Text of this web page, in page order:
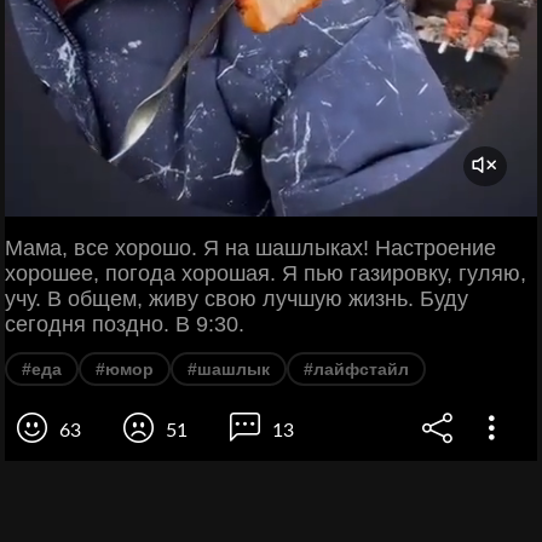
Мама, все хорошо. Я на шашлыках! Настроение
хорошее, погода хорошая. Я пью газировку, гуляю,
учу. В общем, живу свою лучшую жизнь. Буду
сегодня поздно. В 9:30.
#еда #юмор #шашлык #лайфстайл
63 51 13